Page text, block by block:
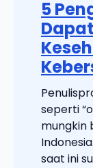
5
seperti
mungkin
saat ini